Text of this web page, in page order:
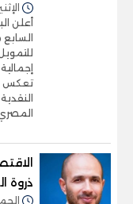
الإثنين 04/مايو/
تعكس
ذروة
الجمعة 01/